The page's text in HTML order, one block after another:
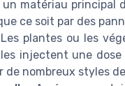
matériau principal
ce soit par des
plantes ou les
injectent une
de nombreux styles